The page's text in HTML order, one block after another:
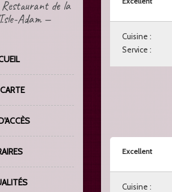
de la
Adam—
Cuisine :
Service :
Excellent
Cuisine :